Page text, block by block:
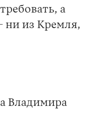
а
ни из Кремля,
Владимира